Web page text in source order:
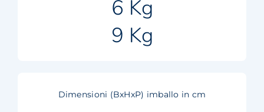
6 Kg
9 Kg
Dimensioni (BxHxP) imballo in cm